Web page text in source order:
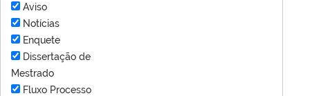
Aviso
Notícias
Enquete
Dissertação de
Mestrado
Fluxo Processo